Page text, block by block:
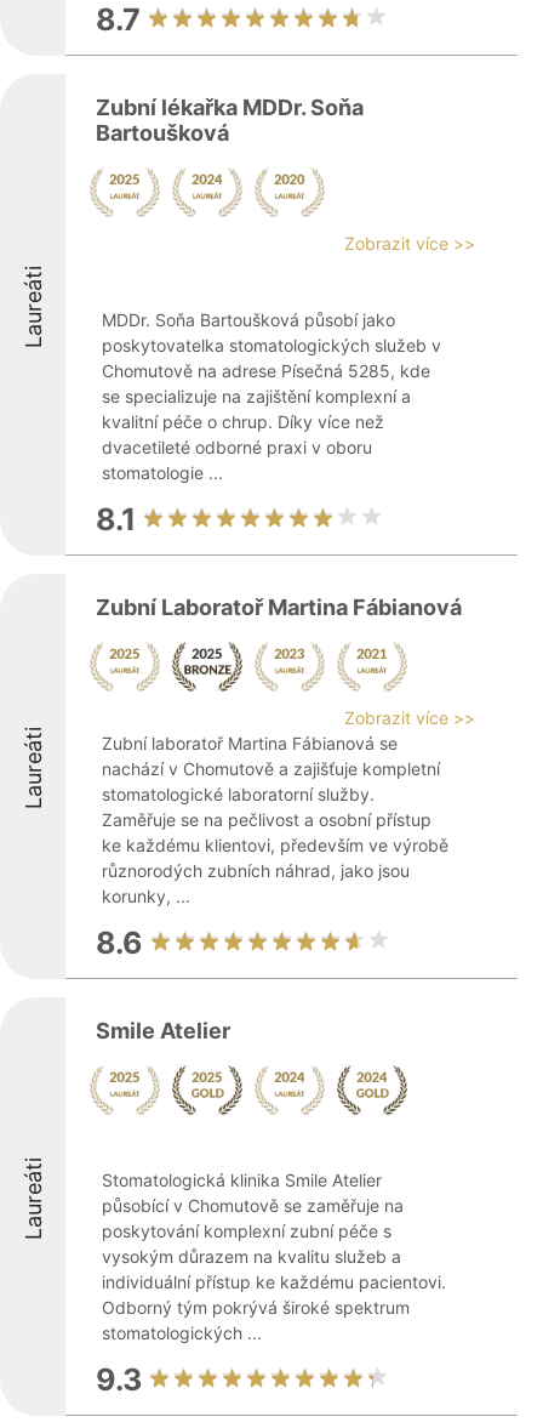
8.7
Laureáti
Zubní lékařka MDDr. Soňa
Bartoušková
Zobrazit více >>
MDDr. Soňa Bartoušková působí jako
poskytovatelka stomatologických služeb v
Chomutově na adrese Písečná 5285, kde
se specializuje na zajištění komplexní a
kvalitní péče o chrup. Díky více než
dvacetileté odborné praxi v oboru
stomatologie ...
8.1
Laureáti
Zubní Laboratoř Martina Fábianová
Zobrazit více >>
Zubní laboratoř Martina Fábianová se
nachází v Chomutově a zajišťuje kompletní
stomatologické laboratorní služby.
Zaměřuje se na pečlivost a osobní přístup
ke každému klientovi, především ve výrobě
různorodých zubních náhrad, jako jsou
korunky, ...
8.6
Laureáti
Smile Atelier
Stomatologická klinika Smile Atelier
působící v Chomutově se zaměřuje na
poskytování komplexní zubní péče s
vysokým důrazem na kvalitu služeb a
individuální přístup ke každému pacientovi.
Odborný tým pokrývá široké spektrum
stomatologických ...
9.3